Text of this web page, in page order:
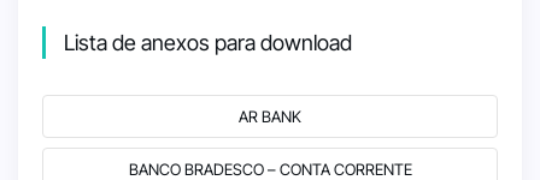
Lista de anexos para download
AR BANK
BANCO BRADESCO – CONTA CORRENTE